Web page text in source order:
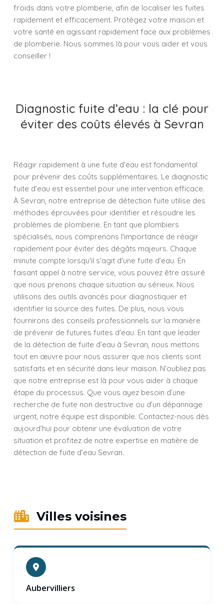
froids dans votre plomberie, afin de localiser les fuites
rapidement et efficacement. Protégez votre maison et
votre santé en agissant rapidement face aux problèmes
de plomberie. Nous sommes là pour vous aider et vous
conseiller !
Diagnostic fuite d’eau : la clé pour
éviter des coûts élevés à Sevran
Réagir rapidement à une fuite d’eau est fondamental
pour prévenir des coûts supplémentaires. Le diagnostic
fuite d’eau est essentiel pour une intervention efficace.
À Sevran, notre entreprise de détection fuite utilise des
méthodes éprouvées pour identifier et résoudre les
problèmes de plomberie. En tant que plombiers
spécialisés, nous comprenons l'importance de réagir
rapidement pour éviter des dégâts majeurs. Chaque
minute compte lorsqu'il s'agit d'une fuite d’eau. En
faisant appel à notre service, vous pouvez être assuré
que nous prenons chaque situation au sérieux. Nous
utilisons des outils avancés pour diagnostiquer et
identifier la source des fuites. De plus, nous vous
fournirons des conseils professionnels sur la manière
de prévenir de futures fuites d'eau. En tant que leader
de la détection de fuite d’eau à Sevran, nous mettons
tout en œuvre pour nous assurer que nos clients sont
satisfaits et en sécurité dans leur maison. N’oubliez pas
que notre entreprise est là pour vous aider à chaque
étape du processus. Que vous ayez besoin d’une
recherche de fuite non destructive ou d’un dépannage
urgent, notre équipe est disponible. Contactez-nous dès
aujourd’hui pour obtenir une évaluation de votre
situation et profitez de notre expertise en matière de
détection de fuite d’eau Sevran.
Villes voisines
Aubervilliers